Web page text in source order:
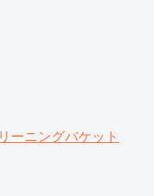
ーニングバケット